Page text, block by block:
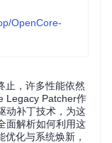
OpenCore-
止，许多性能依然
Legacy Patcher作
动补丁技术，为这
面解析如何利用这
化与系统焕新，